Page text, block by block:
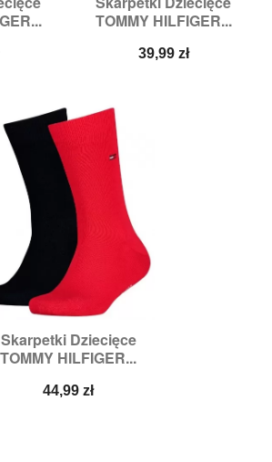
TOMMY HILFIGER...
Cena
39,99 zł
Skarpetki Dziecięce
TOMMY HILFIGER...
Cena
44,99 zł